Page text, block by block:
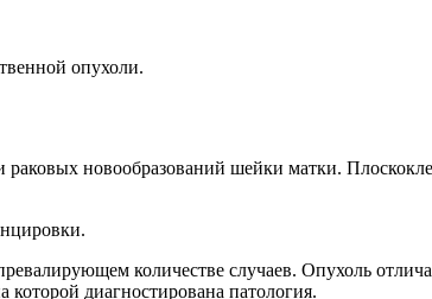
опухоли.
новообразований шейки матки.
количестве случаев. Опухоль
которой диагностирована патология.